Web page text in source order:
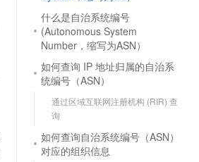
什么是自治系统编号
(Autonomous System
Number，缩写为ASN）
如何查询 IP 地址归属的自治系
统编号（ASN）
通过区域互联网注册机构 (RIR) 查
询
如何查询自治系统编号（ASN）
对应的组织信息